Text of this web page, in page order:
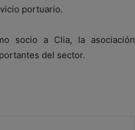
portuario.
socio a Clia, la asociación
del sector.